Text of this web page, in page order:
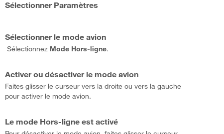
Sélectionner Paramètres
Sélectionner le mode avion
Sélectionnez Mode Hors-ligne.
Activer ou désactiver le mode avion
Faites glisser le curseur vers la droite ou vers la gauche
pour activer le mode avion.
Le mode Hors-ligne est activé